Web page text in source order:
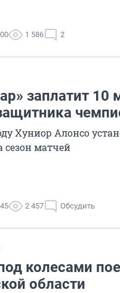
1 586 2
заплатит 10
Хуниор Алонсо
сезон матчей
2 457 Обсудить
колесами
области